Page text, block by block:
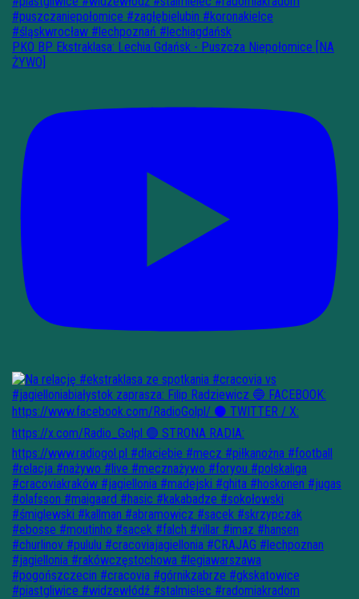
PKO BP Ekstraklasa: Lechia Gdańsk - Puszcza Niepołomice [NA
ŻYWO]